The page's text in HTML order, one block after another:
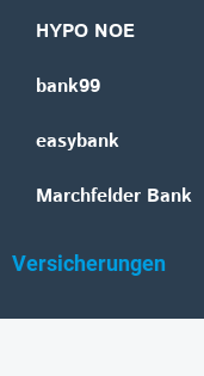
HYPO NOE
bank99
easybank
Marchfelder Bank
Versicherungen